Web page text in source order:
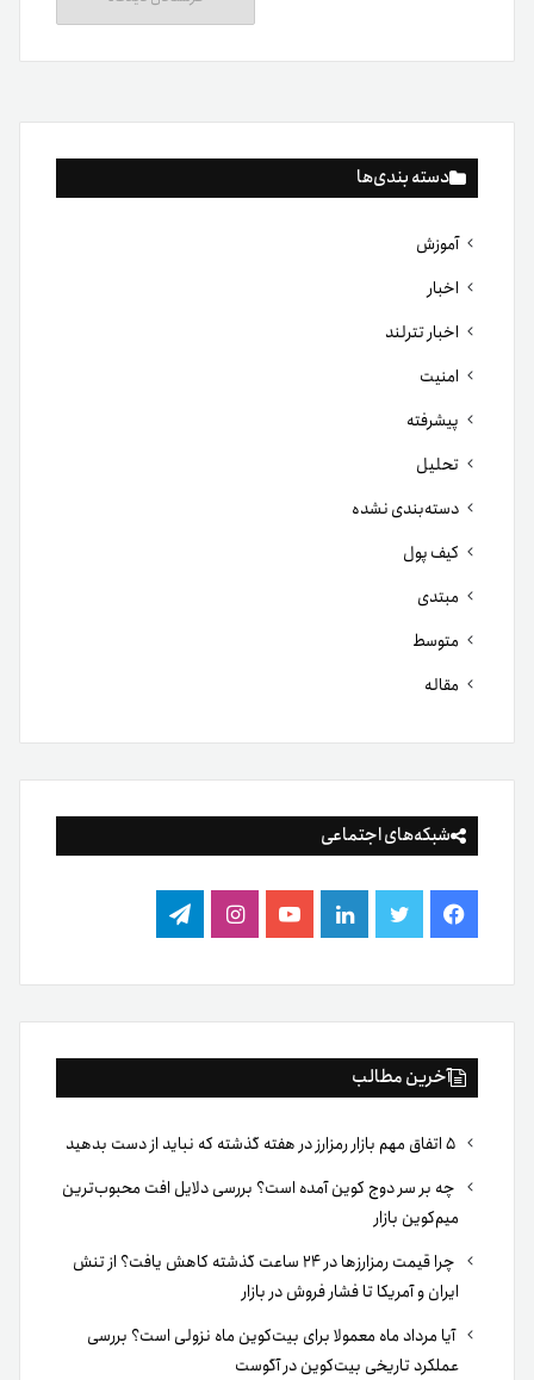
دسته بندی‌ها
آموزش
اخبار
اخبار تترلند
امنیت
پیشرفته
تحلیل
دسته‌بندی نشده
کیف پول
مبتدی
متوسط
مقاله
شبکه‌های اجتماعی
فیس
بوک
توییتر لینکدینیوتیوباینستاگرام
تلگرام
آخرین مطالب
چه بر سر دوج کوین آمده است؟ بررسی دلایل افت محبوب‌ترین
میم‌کوین بازار
چرا قیمت رمزارزها در ۲۴ ساعت گذشته کاهش یافت؟ از تنش
ایران و آمریکا تا فشار فروش در بازار
آیا مرداد ماه معمولا برای بیت‌کوین ماه نزولی است؟ بررسی
عملکرد تاریخی بیت‌کوین در آگوست